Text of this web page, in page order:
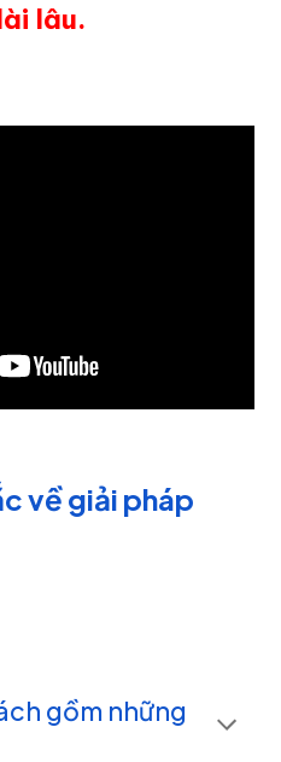
lâu.
về giải pháp
gồm những